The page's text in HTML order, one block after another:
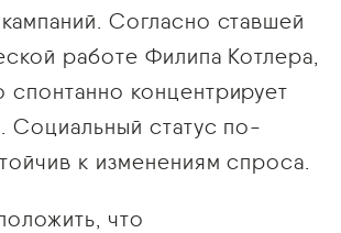
Согласно ставшей
работе Филипа Котлера,
спонтанно концентрирует
Социальный статус по-
к изменениям спроса.
что